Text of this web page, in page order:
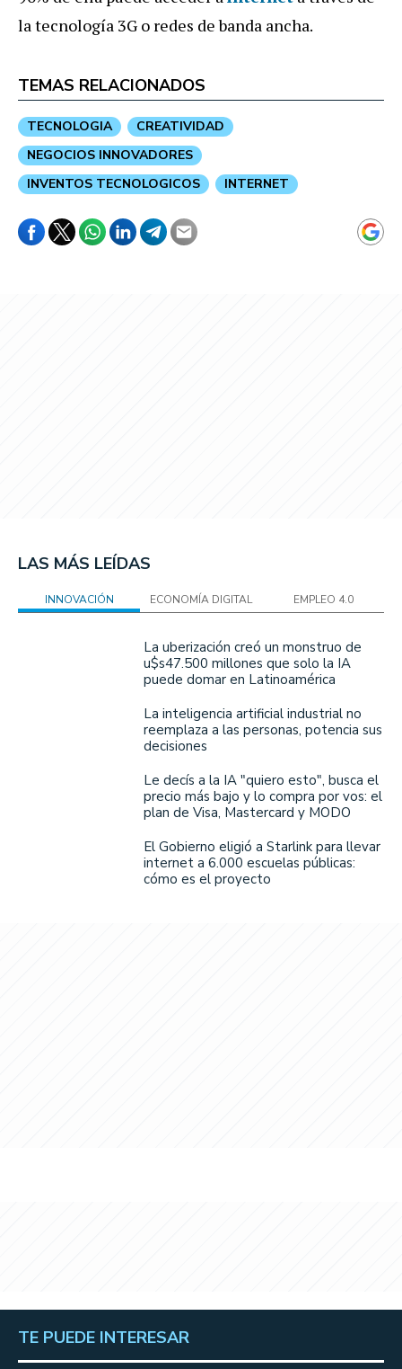
la tecnología 3G o redes de banda ancha.
TEMAS RELACIONADOS
TECNOLOGIA
CREATIVIDAD
NEGOCIOS INNOVADORES
INVENTOS TECNOLOGICOS
INTERNET
LAS MÁS LEÍDAS
INNOVACIÓN ECONOMÍA DIGITAL EMPLEO 4.0
La uberización creó un monstruo de
u$s47.500 millones que solo la IA
puede domar en Latinoamérica
La inteligencia artificial industrial no
reemplaza a las personas, potencia sus
decisiones
Le decís a la IA "quiero esto", busca el
precio más bajo y lo compra por vos: el
plan de Visa, Mastercard y MODO
El Gobierno eligió a Starlink para llevar
internet a 6.000 escuelas públicas:
cómo es el proyecto
TE PUEDE INTERESAR